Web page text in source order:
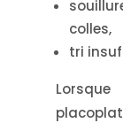
colles,
tri